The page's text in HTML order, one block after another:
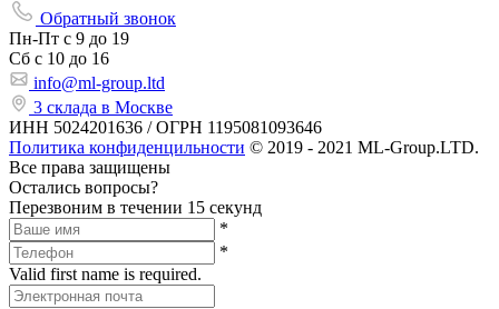
Обратный звонок
Пн-Пт с 9 до 19
Сб с 10 до 16
info@ml-group.ltd
3 склада в Москве
ИНН 5024201636 / ОГРН 1195081093646
Политика конфиденцильности © 2019 - 2021 ML-Group.LTD.
Все права защищены
Остались вопросы?
Перезвоним в течении 15 секунд
*
*
Valid first name is required.